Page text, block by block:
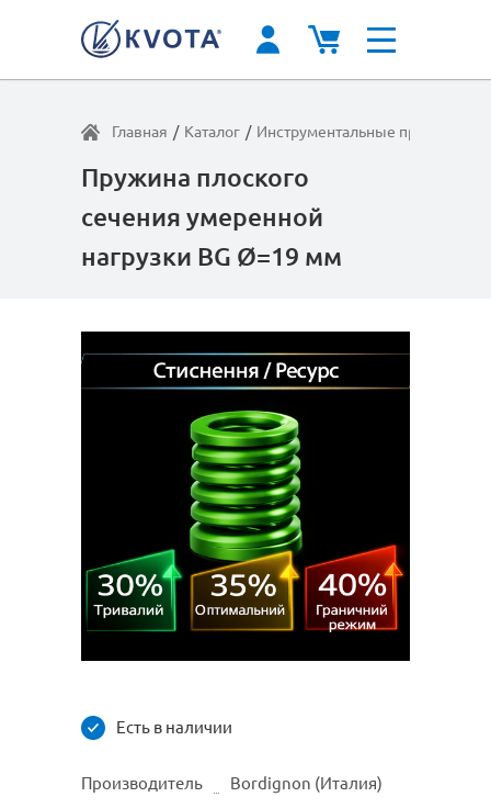
Главная / Каталог / Инструментальные пружины
Пружина плоского
сечения умеренной
нагрузки BG Ø=19 мм
Есть в наличии
Производитель Bordignon (Италия)